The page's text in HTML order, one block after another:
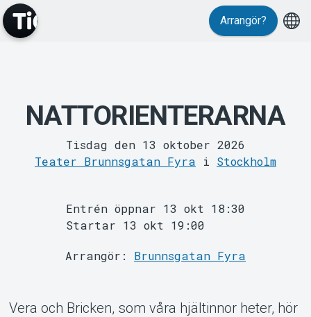
MyTickster
Support
Arrangör?
NATTORIENTERARNA
Tisdag den 13 oktober 2026
Teater Brunnsgatan Fyra i Stockholm
Entrén öppnar 13 okt 18:30
Startar 13 okt 19:00
Arrangör: Brunnsgatan Fyra
Vera och Bricken, som våra hjältinnor heter, hör